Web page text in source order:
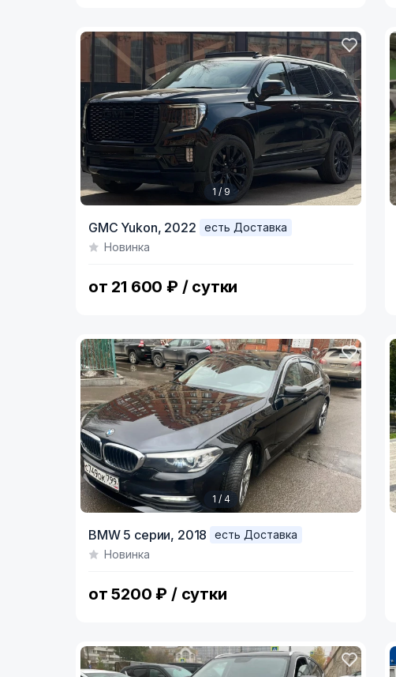
of
1 / 9
GMC Yukon, 2022
есть Доставка
Новинка
от 21 600 ₽ / сутки
of
1 / 4
BMW 5 серии, 2018
есть Доставка
Новинка
от 5200 ₽ / сутки